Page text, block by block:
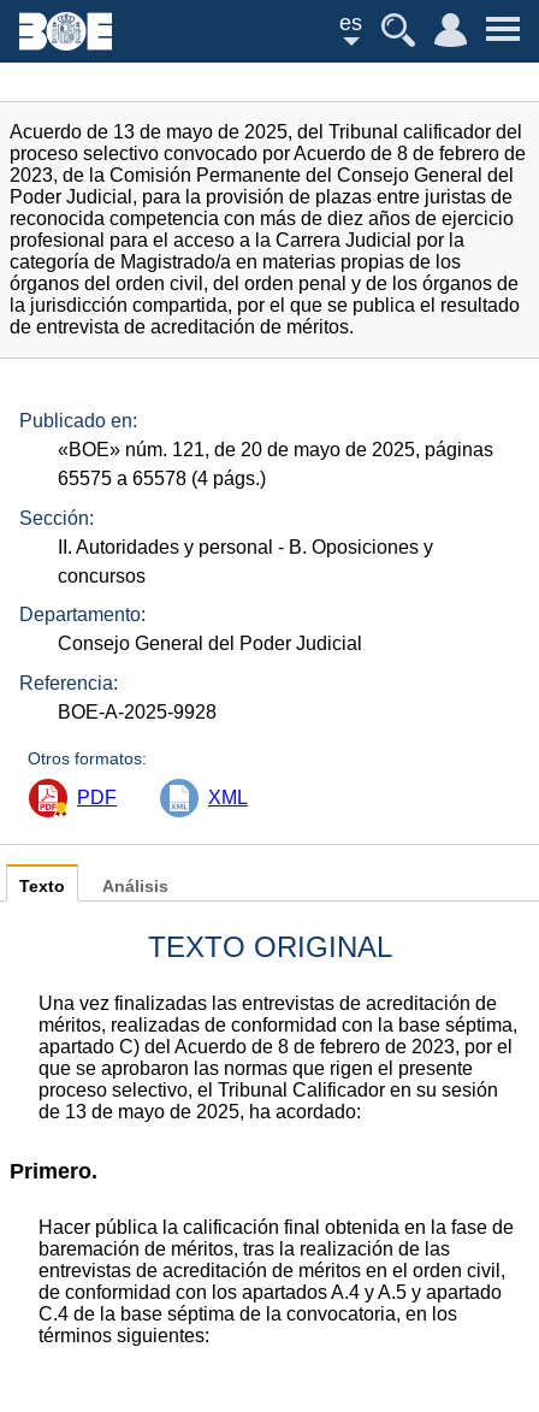
es
Acuerdo de 13 de mayo de 2025, del Tribunal calificador del
proceso selectivo convocado por Acuerdo de 8 de febrero de
2023, de la Comisión Permanente del Consejo General del
Poder Judicial, para la provisión de plazas entre juristas de
reconocida competencia con más de diez años de ejercicio
profesional para el acceso a la Carrera Judicial por la
categoría de Magistrado/a en materias propias de los
órganos del orden civil, del orden penal y de los órganos de
la jurisdicción compartida, por el que se publica el resultado
de entrevista de acreditación de méritos.
Publicado en:
«BOE» núm. 121, de 20 de mayo de 2025, páginas
65575 a 65578 (4 págs.)
Sección:
II. Autoridades y personal - B. Oposiciones y
concursos
Departamento:
Consejo General del Poder Judicial
Referencia:
BOE-A-2025-9928
Otros formatos:
PDF XML
Texto
TEXTO ORIGINAL
Una vez finalizadas las entrevistas de acreditación de
méritos, realizadas de conformidad con la base séptima,
apartado C) del Acuerdo de 8 de febrero de 2023, por el
que se aprobaron las normas que rigen el presente
proceso selectivo, el Tribunal Calificador en su sesión
de 13 de mayo de 2025, ha acordado:
Primero.
Hacer pública la calificación final obtenida en la fase de
baremación de méritos, tras la realización de las
entrevistas de acreditación de méritos en el orden civil,
de conformidad con los apartados A.4 y A.5 y apartado
C.4 de la base séptima de la convocatoria, en los
términos siguientes:
Análisis